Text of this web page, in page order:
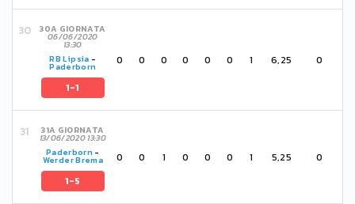
30A GIORNATA
06/06/2020
13:30
RB Lipsia -
Paderborn
1-1
0 0 0 0 0 0 1 6,25 0
31A GIORNATA
13/06/2020 13:30
Paderborn -
Werder Brema
1-5
0 0 1 0 0 0 1 5,25 0